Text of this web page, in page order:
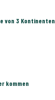
von 3 Kontinenten
kommen